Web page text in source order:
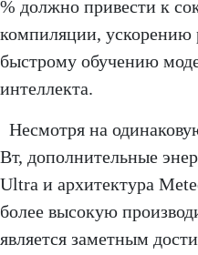
% должно привести к
компиляции, ускорению
быстрому обучению
интеллекта.
Несмотря на
Вт, дополнительные
Ultra и архитектура
более высокую
является заметным